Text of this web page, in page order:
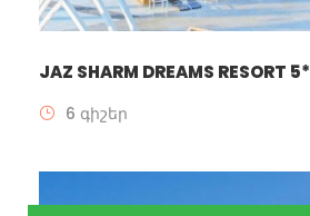
JAZ SHARM DREAMS RESORT 5*
6 գիշեր